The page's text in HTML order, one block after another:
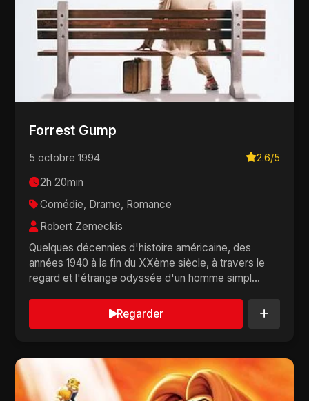
Forrest Gump
5 octobre 1994 2.6/5
2h 20min
Comédie, Drame, Romance
Robert Zemeckis
Quelques décennies d'histoire américaine, des
années 1940 à la fin du XXème siècle, à travers le
regard et l'étrange odyssée d'un homme simpl...
Regarder